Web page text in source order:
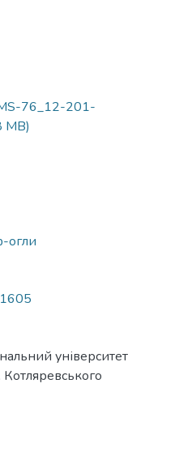
76_12-201-
MB)
огли
університет
Котляревського